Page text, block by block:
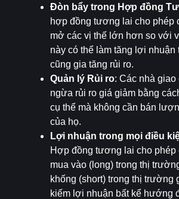
Đòn bẩy trong Hợp đồng
hợp đồng tương lai cho phép
mở các vị thế lớn hơn so với
này có thể làm tăng lợi nhuận
cũng gia tăng rủi ro.
Quản lý Rủi ro: Các nhà giao
ngừa rủi ro giá giảm bằng
cụ thể mà không cần bán
của họ.
Lợi nhuận trong mọi điều
Hợp đồng tương lai cho phép
mua vào (long) trong thị
khống (short) trong thị trường
kiếm lợi nhuận bất kể hướng